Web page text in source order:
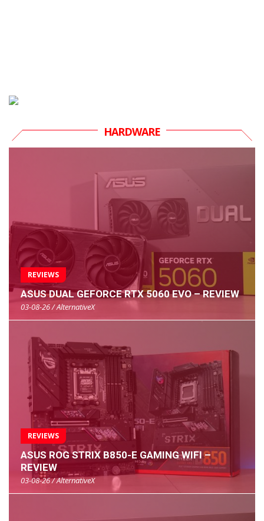
HARDWARE
REVIEWS
ASUS DUAL GEFORCE RTX 5060 EVO – REVIEW
03-08-26 / AlternativeX
REVIEWS
ASUS ROG STRIX B850-E GAMING WIFI –
REVIEW
03-08-26 / AlternativeX